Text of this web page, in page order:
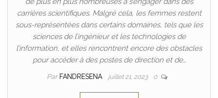
carrières scientifiques. Malgré cela, les femmes restent
sous-représentées dans certains domaines, tels que les
sciences de l’ingénieur et les technologies de
l’information, et elles rencontrent encore des obstacles
pour accéder à des postes de direction et de…
Par FANDRESENA juillet 21, 2023 0